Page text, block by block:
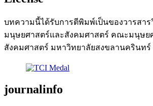
บทความนี้ได้รับการตีพิมพ์เป็นของวารสา
มนุษยศาสตร์และสังคมศาสตร์ คณะมนุษย
สังคมศาสตร์ มหาวิทยาลัยสงขลานครินทร์
journalinfo